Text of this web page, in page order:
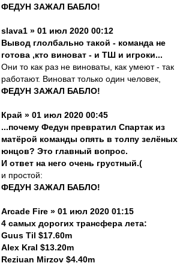
ФЕДУН ЗАЖАЛ БАБЛО!
slava1 » 01 июл 2020 00:12
Вывод глолбально такой - команда не
готова ,кто виноват - и ТШ и игроки...
Они то как раз не виноваты, как умеют - так
работают. Виноват только один человек,
ФЕДУН ЗАЖАЛ БАБЛО!
Край » 01 июл 2020 00:45
...почему Федун превратил Спартак из
матёрой команды опять в толпу зелёных
юнцов? Это главный вопрос.
И ответ на него очень грустный.(
и простой:
ФЕДУН ЗАЖАЛ БАБЛО!
Arcade Fire » 01 июл 2020 01:15
4 самых дорогих трансфера лета:
Guus Til $17.60m
Alex Kral $13.20m
Reziuan Mirzov $4.40m